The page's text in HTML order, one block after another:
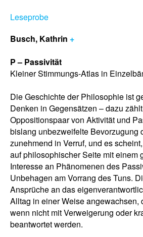
Busch, Kathrin +
P – Passivität
Kleiner Stimmungs-Atlas in
Die Geschichte der Philosophie ist
Denken in Gegensätzen – dazu
Oppositionspaar von Aktivität und
bislang unbezweifelte Bevorzugung
zunehmend in Verruf, und es
auf philosophischer Seite mit einem
Interesse an Phänomenen des
Unbehagen am Vorrang des Tuns.
Ansprüche an das
Alltag in einer Weise angewachsen,
wenn nicht mit Verweigerung oder
beantwortet werden.
Leseprobe